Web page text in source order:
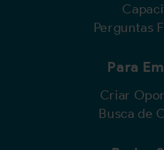
Perguntas
Para
Criar
Busca de